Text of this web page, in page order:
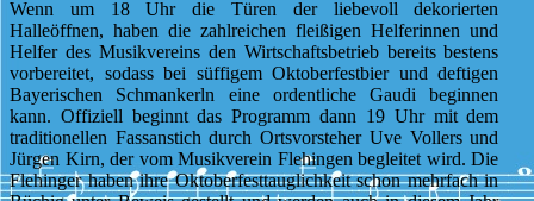
Wenn um 18 Uhr die Türen der liebevoll dekorierten
Halleöffnen, haben die zahlreichen fleißigen Helferinnen und
Helfer des Musikvereins den Wirtschaftsbetrieb bereits bestens
vorbereitet, sodass bei süffigem Oktoberfestbier und deftigen
Bayerischen Schmankerln eine ordentliche Gaudi beginnen
kann. Offiziell beginnt das Programm dann 19 Uhr mit dem
traditionellen Fassanstich durch Ortsvorsteher Uve Vollers und
Jürgen Kirn, der vom Musikverein Flehingen begleitet wird. Die
Flehinger haben ihre Oktoberfesttauglichkeit schon mehrfach in